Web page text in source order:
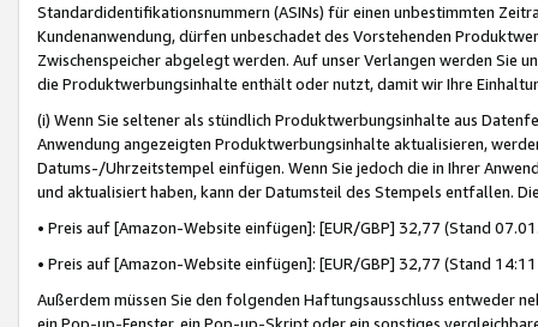
Standardidentifikationsnummern (ASINs) für einen unbestimmten
Kundenanwendung, dürfen unbeschadet des Vorstehenden
Zwischenspeicher abgelegt werden. Auf unser Verlangen werden Sie
die Produktwerbungsinhalte enthält oder nutzt, damit wir Ihre
(i) Wenn Sie seltener als stündlich Produktwerbungsinhalte aus
Anwendung angezeigten Produktwerbungsinhalte aktualisieren,
Datums-/Uhrzeitstempel einfügen. Wenn Sie jedoch die in Ihrer
und aktualisiert haben, kann der Datumsteil des Stempels entfallen.
• Preis auf [Amazon-Website einfügen]: [EUR/GBP] 32,77 (Stand
• Preis auf [Amazon-Website einfügen]: [EUR/GBP] 32,77 (Stand
Außerdem müssen Sie den folgenden Haftungsausschluss entweder
ein Pop-up-Fenster, ein Pop-up-Skript oder ein sonstiges